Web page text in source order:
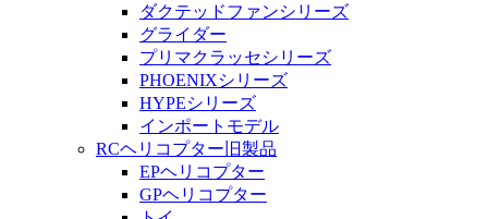
ダクテッドファンシリーズ
グライダー
プリマクラッセシリーズ
PHOENIXシリーズ
HYPEシリーズ
インポートモデル
RCヘリコプター旧製品
EPヘリコプター
GPヘリコプター